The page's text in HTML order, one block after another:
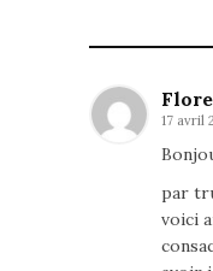
17 avril
par
voici